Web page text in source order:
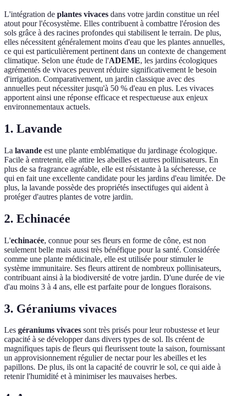
L'intégration de plantes vivaces dans votre jardin constitue un réel
atout pour l'écosystème. Elles contribuent à combattre l'érosion des
sols grâce à des racines profondes qui stabilisent le terrain. De plus,
elles nécessitent généralement moins d'eau que les plantes annuelles,
ce qui est particulièrement pertinent dans un contexte de changement
climatique. Selon une étude de l'ADEME, les jardins écologiques
agrémentés de vivaces peuvent réduire significativement le besoin
d'irrigation. Comparativement, un jardin classique avec des
annuelles peut nécessiter jusqu'à 50 % d'eau en plus. Les vivaces
apportent ainsi une réponse efficace et respectueuse aux enjeux
environnementaux actuels.
1. Lavande
La lavande est une plante emblématique du jardinage écologique.
Facile à entretenir, elle attire les abeilles et autres pollinisateurs. En
plus de sa fragrance agréable, elle est résistante à la sécheresse, ce
qui en fait une excellente candidate pour les jardins d'eau limitée. De
plus, la lavande possède des propriétés insectifuges qui aident à
protéger d'autres plantes de votre jardin.
2. Echinacée
L'echinacée, connue pour ses fleurs en forme de cône, est non
seulement belle mais aussi très bénéfique pour la santé. Considérée
comme une plante médicinale, elle est utilisée pour stimuler le
système immunitaire. Ses fleurs attirent de nombreux pollinisateurs,
contribuant ainsi à la biodiversité de votre jardin. D'une durée de vie
d'au moins 3 à 4 ans, elle est parfaite pour de longues floraisons.
3. Géraniums vivaces
Les géraniums vivaces sont très prisés pour leur robustesse et leur
capacité à se développer dans divers types de sol. Ils créent de
magnifiques tapis de fleurs qui fleurissent toute la saison, fournissant
un approvisionnement régulier de nectar pour les abeilles et les
papillons. De plus, ils ont la capacité de couvrir le sol, ce qui aide à
retenir l'humidité et à minimiser les mauvaises herbes.